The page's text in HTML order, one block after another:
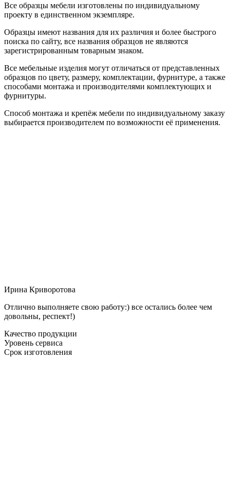
Все образцы мебели изготовлены по индивидуальному
проекту в единственном экземпляре.
Образцы имеют названия для их различия и более быстрого
поиска по сайту, все названия образцов не являются
зарегистрированным товарным знаком.
Все мебельные изделия могут отличаться от представленных
образцов по цвету, размеру, комплектации, фурнитуре, а также
способами монтажа и производителями комплектующих и
фурнитуры.
Способ монтажа и крепёж мебели по индивидуальному заказу
выбирается производителем по возможности её применения.
Ирина Криворотова
Отлично выполняете свою работу:) все остались более чем
довольны, респект!)
Качество продукции
Уровень сервиса
Срок изготовления